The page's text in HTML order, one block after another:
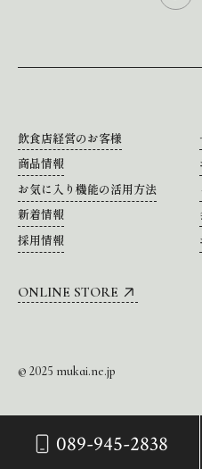
089-945-2838
飲食店経営のお客様
商品情報
お気に入り機能の活用方法
新着情報
採用情報
ONLINE STORE
© 2025 mukai.ne.jp